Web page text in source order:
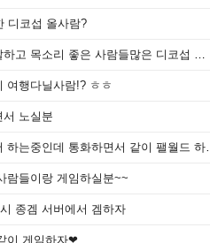
디코섭 올사람?
목소리 좋은 사람들많은 디코섭 옷실분??
여행다닐사람!? ㅎㅎ
서 노실분
는중인데 통화하면서 같이 팰월드 하실분!
람들이랑 게임하실분~~
종겜 서버에서 겜하자
이 게임하자❤